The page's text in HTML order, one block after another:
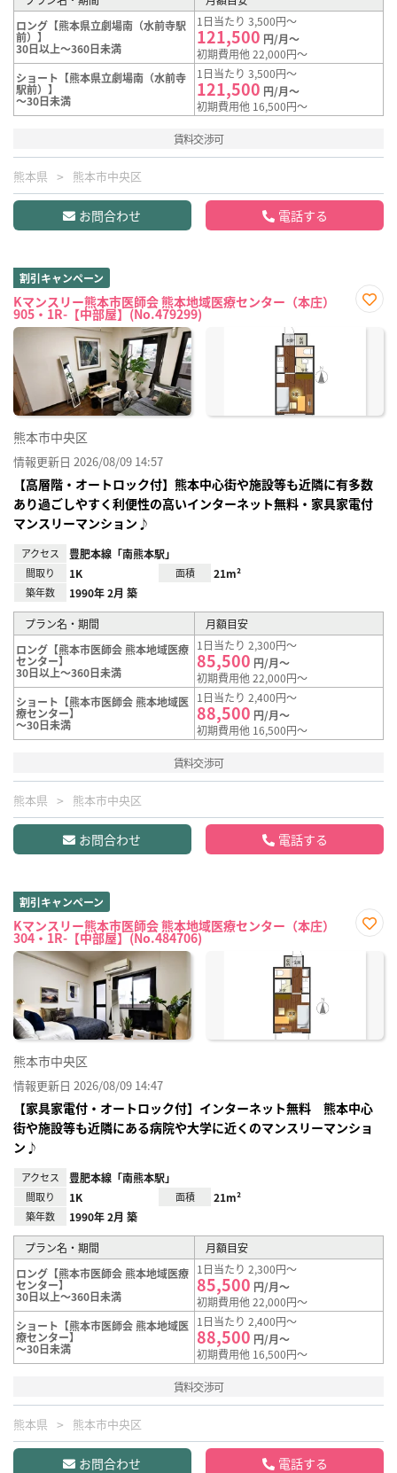
ロング【熊本県立劇場南（水前寺駅
前）】
30日以上～360日未満
1日当たり 3,500円～
121,500 円/月～
初期費用他 22,000円～
ショート【熊本県立劇場南（水前寺
駅前）】
～30日未満
1日当たり 3,500円～
121,500 円/月～
初期費用他 16,500円～
賃料交渉可
熊本県 熊本市中央区
お問合わせ 電話する
割引キャンペーン
Kマンスリー熊本市医師会 熊本地域医療センター（本庄）
905・1R-【中部屋】(No.479299)
に入
熊本市中央区
情報更新日 2026/08/09 14:57
【高層階・オートロック付】熊本中心街や施設等も近隣に有多数
あり過ごしやすく利便性の高いインターネット無料・家具家電付
マンスリーマンション♪
アクセス 豊肥本線「南熊本駅」
間取り 1K 面積 21m²
築年数 1990年 2月 築
プラン名・期間
月額目安
ロング【熊本市医師会 熊本地域医療
センター】
30日以上～360日未満
1日当たり 2,300円～
85,500 円/月～
初期費用他 22,000円～
ショート【熊本市医師会 熊本地域医
療センター】
～30日未満
1日当たり 2,400円～
88,500 円/月～
初期費用他 16,500円～
賃料交渉可
熊本県 熊本市中央区
お問合わせ 電話する
割引キャンペーン
Kマンスリー熊本市医師会 熊本地域医療センター（本庄）
304・1R-【中部屋】(No.484706)
に入
熊本市中央区
情報更新日 2026/08/09 14:47
【家具家電付・オートロック付】インターネット無料 熊本中心
街や施設等も近隣にある病院や大学に近くのマンスリーマンショ
ン♪
アクセス 豊肥本線「南熊本駅」
間取り 1K 面積 21m²
築年数 1990年 2月 築
プラン名・期間
月額目安
ロング【熊本市医師会 熊本地域医療
センター】
30日以上～360日未満
1日当たり 2,300円～
85,500 円/月～
初期費用他 22,000円～
ショート【熊本市医師会 熊本地域医
療センター】
～30日未満
1日当たり 2,400円～
88,500 円/月～
初期費用他 16,500円～
賃料交渉可
熊本県 熊本市中央区
お問合わせ 電話する